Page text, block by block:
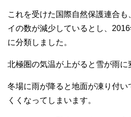
これを受けた国際自然保護連合
イの数が減少しているとし、
に分類しました。
北極圏の気温が上がると雪が雨に
冬場に雨が降ると地面が凍り付い
くくなってしまいます。